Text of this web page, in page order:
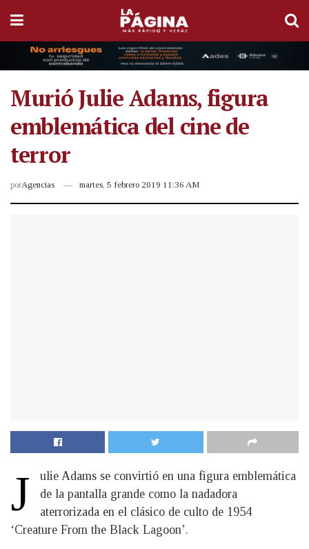
Murió Julie Adams, figura
emblemática del cine de
terror
porAgencias martes, 5 febrero 2019 11:36 AM
J
ulie Adams se convirtió en una figura emblemática
de la pantalla grande como la nadadora
aterrorizada en el clásico de culto de 1954
‘Creature From the Black Lagoon’.